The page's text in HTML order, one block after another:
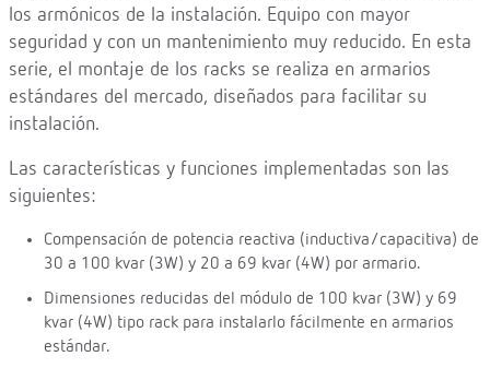
los armónicos de la instalación. Equipo con mayor
seguridad y con un mantenimiento muy reducido. En esta
serie, el montaje de los racks se realiza en armarios
estándares del mercado, diseñados para facilitar su
instalación.
Las características y funciones implementadas son las
siguientes:
Compensación de potencia reactiva (inductiva/capacitiva) de
30 a 100 kvar (3W) y 20 a 69 kvar (4W) por armario.
Dimensiones reducidas del módulo de 100 kvar (3W) y 69
kvar (4W) tipo rack para instalarlo fácilmente en armarios
estándar.